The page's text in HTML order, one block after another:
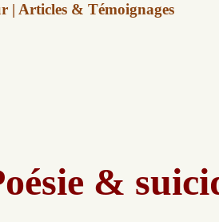
| Articles & Témoignages
&